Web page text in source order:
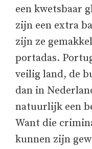
een kwetsbaar
zijn een extra
zijn ze
portadas.
veilig land, de
dan in
natuurlijk een
Want die
kunnen zijn